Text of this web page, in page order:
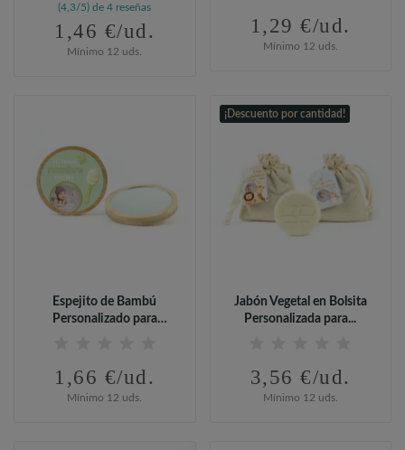
(4,3/5) de 4 reseñas
1,46 €/ud.
Mínimo 12 uds.
1,29 €/ud.
Mínimo 12 uds.
Espejito de Bambú
Personalizado para
1,66 €/ud.
Mínimo 12 uds.
¡Descuento por cantidad!
Jabón Vegetal en Bolsita
Personalizada para...
3,56 €/ud.
Mínimo 12 uds.